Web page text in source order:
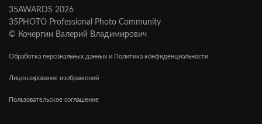
35AWARDS 2026
35PHOTO Professional Photo Community
© Кочергин Валерий Владимирович
Обработка персональных данных и Политика конфиденциальности
Лицензирование изображений
Пользовательское соглашение